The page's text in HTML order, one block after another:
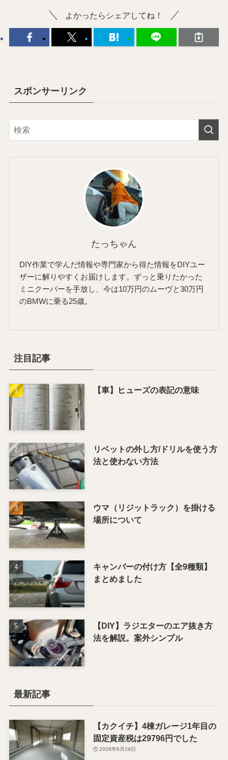
よかったらシェアしてね！
スポンサーリンク
たっちゃん
DIY作業で学んだ情報や専門家から得た情報をDIYユー
ザーに解りやすくお届けします。ずっと乗りたかった
ミニクーパーを手放し、今は10万円のムーヴと30万円
のBMWに乗る25歳。
注目記事
【車】ヒューズの表記の意味
リベットの外し方/ドリルを使う方
法と使わない方法
ウマ（リジットラック）を掛ける
場所について
キャンバーの付け方【全9種類】
まとめました
【DIY】ラジエターのエア抜き方
法を解説。案外シンプル
最新記事
【カクイチ】4棟ガレージ1年目の
固定資産税は29796円でした
2026年6月29日